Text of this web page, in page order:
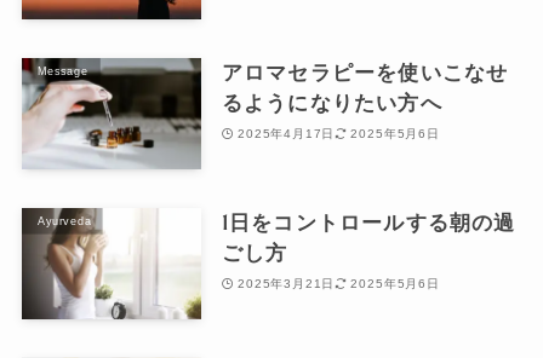
Message
アロマセラピーを使いこなせ
るようになりたい方へ
2025年4月17日 2025年5月6日
Ayurveda
1日をコントロールする朝の過
ごし方
2025年3月21日 2025年5月6日